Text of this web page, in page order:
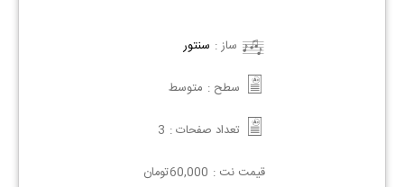
ساز : سنتور
سطح : متوسط
تعداد صفحات : 3
قیمت نت : 60,000تومان